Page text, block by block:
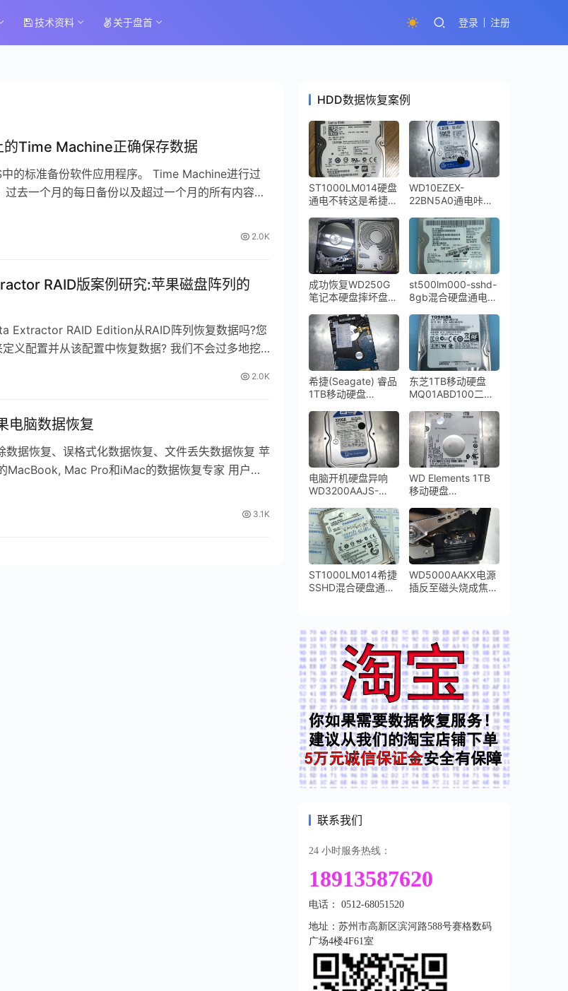
技术资料 关于盘首 登录 注册
的Time Machine正确保存数据
的标准备份软件应用程序。 Time Machine进行过
去一个月的每日备份以及超过一个月的所有内容的
2.0K
RAID版案例研究:苹果磁盘阵列的
Extractor RAID Edition从RAID阵列恢复数据吗?您
义配置并从该配置中恢复数据? 我们不会过多地挖
2.0K
电脑数据恢复
数据恢复、误格式化数据恢复、文件丢失数据恢复 苹
MacBook, Mac Pro和iMac的数据恢复专家 用户喜
3.1K
HDD数据恢复案例
ST1000LM014硬盘
通电不转这是希捷
的NAND芯片故障通
病问题数据恢复方法
WD10EZEX-
22BN5A0通电咔咔
开盘数据恢复
成功恢复WD250G
笔记本硬盘摔坏盘体
st500lm000-sshd-
8gb混合硬盘通电不
希捷(Seagate) 睿品
1TB移动硬盘
1RK172开盘数据恢
复成功
东芝1TB移动硬盘
MQ01ABD100二次
电脑开机硬盘异响
WD3200AAJS-
开盘数据恢复
WD Elements 1TB
移动硬盘
11Y0TS0开盘数据
恢复成功
ST1000LM014希捷
SSHD混合硬盘通电
WD5000AAKX电源
插反至磁头烧成焦
联系我们
24 小时服务热线：
18913587620
电话： 0512-68051520
地址：苏州市高新区滨河路588号赛格数码
广场4楼4F61室